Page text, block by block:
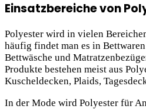
Einsatzbereiche von
Polyester wird in vielen
häufig findet man es in
Bettwäsche und
Produkte bestehen meist aus
Kuscheldecken, Plaids,
In der Mode wird Polyester für